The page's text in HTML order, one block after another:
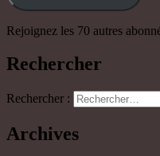
janvier 2026(1)
septembre 2025
juillet 2025(1)
avril 2025(1)
février 2025